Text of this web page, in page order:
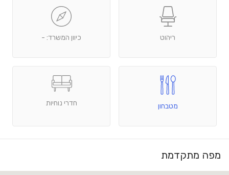
ריהוט כיוון המשרד: -
מטבחון חדרי נוחיות
מפה מתקדמת